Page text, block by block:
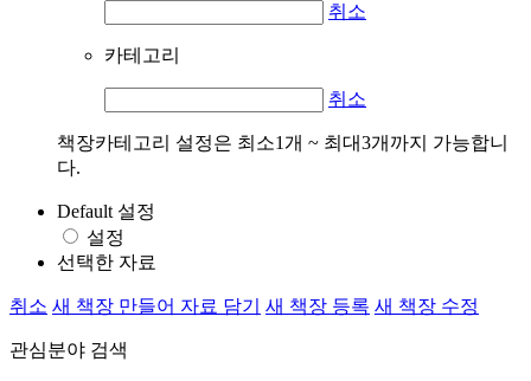
취소
카테고리
취소
책장카테고리 설정은 최소1개 ~ 최대3개까지 가능합니
다.
Default 설정
설정
선택한 자료
취소 새 책장 만들어 자료 담기 새 책장 등록 새 책장 수정
관심분야 검색